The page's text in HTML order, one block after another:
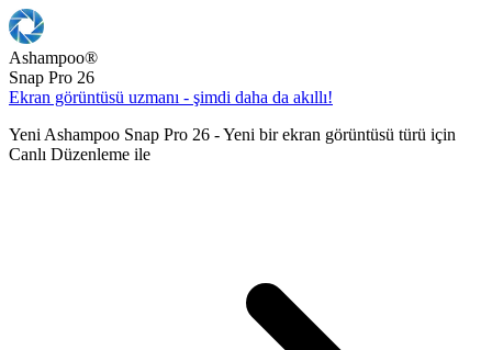
Ashampoo®
Snap Pro 26
Ekran görüntüsü uzmanı - şimdi daha da akıllı!
Yeni Ashampoo Snap Pro 26 - Yeni bir ekran görüntüsü türü için
Canlı Düzenleme ile